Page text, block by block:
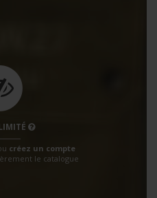
créez un compte
le catalogue